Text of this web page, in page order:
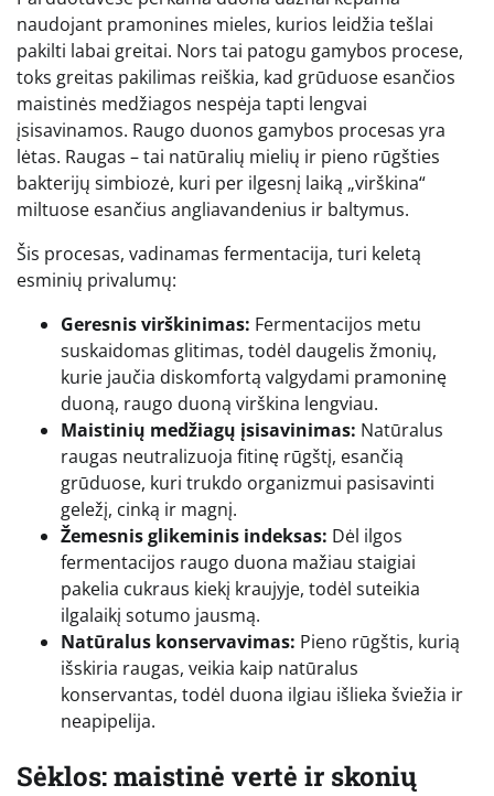
naudojant pramonines mieles, kurios leidžia tešlai
pakilti labai greitai. Nors tai patogu gamybos procese,
toks greitas pakilimas reiškia, kad grūduose esančios
maistinės medžiagos nespėja tapti lengvai
įsisavinamos. Raugo duonos gamybos procesas yra
lėtas. Raugas – tai natūralių mielių ir pieno rūgšties
bakterijų simbiozė, kuri per ilgesnį laiką „virškina“
miltuose esančius angliavandenius ir baltymus.
Šis procesas, vadinamas fermentacija, turi keletą
esminių privalumų:
Geresnis virškinimas: Fermentacijos metu
suskaidomas glitimas, todėl daugelis žmonių,
kurie jaučia diskomfortą valgydami pramoninę
duoną, raugo duoną virškina lengviau.
Maistinių medžiagų įsisavinimas: Natūralus
raugas neutralizuoja fitinę rūgštį, esančią
grūduose, kuri trukdo organizmui pasisavinti
geležį, cinką ir magnį.
Žemesnis glikeminis indeksas: Dėl ilgos
fermentacijos raugo duona mažiau staigiai
pakelia cukraus kiekį kraujyje, todėl suteikia
ilgalaikį sotumo jausmą.
Natūralus konservavimas: Pieno rūgštis, kurią
išskiria raugas, veikia kaip natūralus
konservantas, todėl duona ilgiau išlieka šviežia ir
neapipelija.
Sėklos: maistinė vertė ir skonių